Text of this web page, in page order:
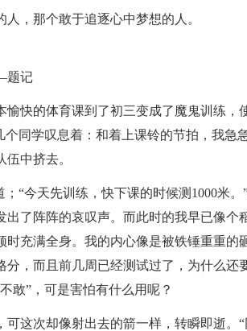
，那个敢于追逐心中梦想的人。
题记
快的体育课到了初三变成了魔鬼训练，
同学叹息着：和着上课铃的节拍，我急
中挤去。
“今天先训练，快下课的时候测1000米
了阵阵的哀叹声。而此时的我早已像个
充满全身。我的内心像是被铁锤重重的
，而且前几周已经测试过了，为什么还
敢”，可是害怕有什么用呢？
这次却像射出去的箭一样，转瞬即逝。